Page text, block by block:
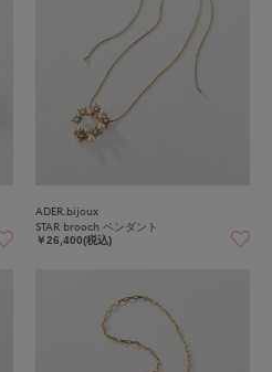
ADER.bijoux
STAR brooch ペンダント
￥26,400(税込)